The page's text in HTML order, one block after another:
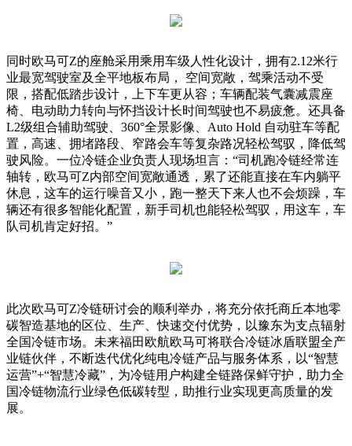
同时欧马可Z的座舱采用乘用车级人性化设计，拥有2.12米行
业最宽驾驶室及全平地板布局， 空间宽敞，驾乘活动不受
限，搭配低踏步设计，上下车更从容；车辆配装气囊减震座
椅、电动助力转向与怀挡设计长时间驾驶也不易疲惫。还具备
L2级组合辅助驾驶、360°全景影像、Auto Hold 自动驻车等配
置，高速、拥堵路段、窄路会车等复杂路况轻松驾驭，降低驾
驶风险。一位冷链企业负责人现场坦言：“司机跑冷链经常连
轴转，欧马可Z内部空间宽敞通透，累了还能直接在车内躺平
休息，这车的运行噪音又小，跑一整天下来人也不会烦躁，车
辆还有很多智能化配置，新手司机也能轻松驾驭，用这车，车
队司机肯定好招。”
此次欧马可Z冷链研讨会的顺利举办，将充分依托商丘本地零
碳智造基地的区位、生产、快速交付优势，以豫东为支点辐射
全国冷链市场。未来福田欧航欧马可将联合冷链冰盾联盟全产
业链伙伴，不断迭代优化纯电冷链产品与服务体系，以“智慧
运营”+“智慧冷藏”，为冷链用户构建全链路保鲜守护，助力全
国冷链物流行业绿色低碳转型，助推行业实现更高质量的发
展。